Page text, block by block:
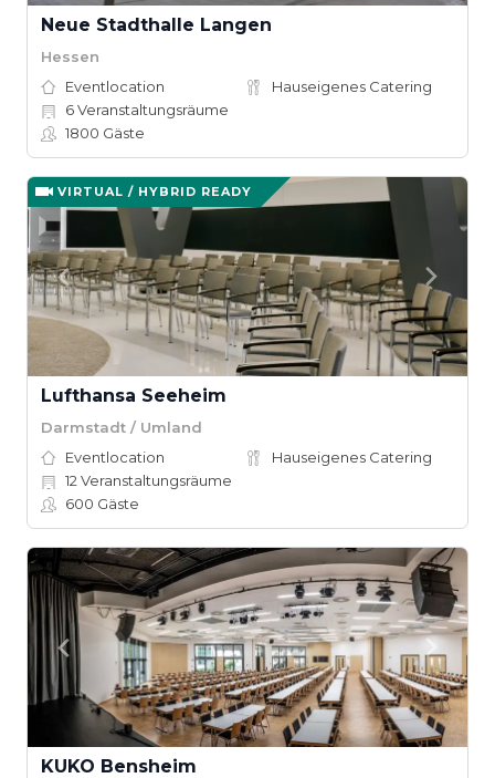
Neue Stadthalle Langen
Hessen
Eventlocation
Hauseigenes Catering
6Veranstaltungsräume
1800 Gäste
VIRTUAL / HYBRID READY
Lufthansa Seeheim
Darmstadt / Umland
Eventlocation
Hauseigenes Catering
12 Veranstaltungsräume
600 Gäste
KUKO Bensheim